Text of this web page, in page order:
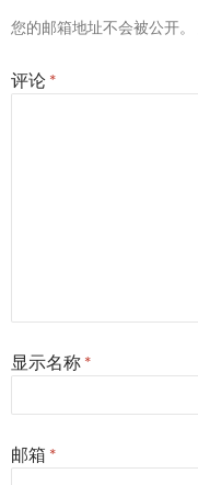
您的邮箱地址不会被公开。
评论 *
显示名称 *
邮箱 *